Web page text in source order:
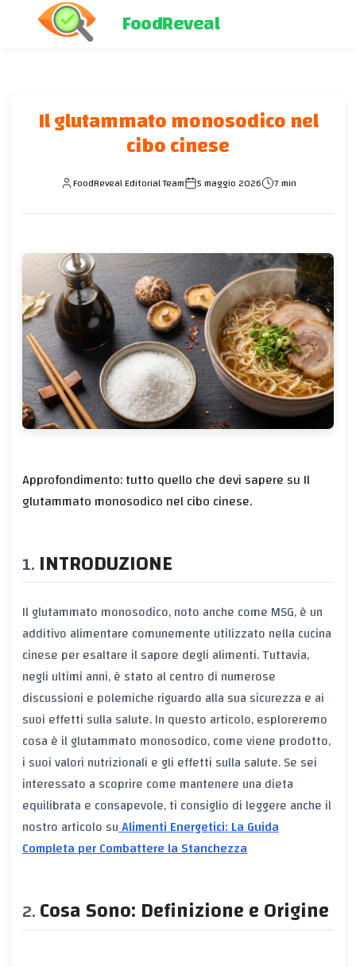
FoodReveal
Il glutammato monosodico nel
cibo cinese
FoodReveal Editorial Team 5 maggio 2026 7 min
Approfondimento: tutto quello che devi sapere su Il
glutammato monosodico nel cibo cinese.
INTRODUZIONE
Il glutammato monosodico, noto anche come MSG, è un
additivo alimentare comunemente utilizzato nella cucina
cinese per esaltare il sapore degli alimenti. Tuttavia,
negli ultimi anni, è stato al centro di numerose
discussioni e polemiche riguardo alla sua sicurezza e ai
suoi effetti sulla salute. In questo articolo, esploreremo
cosa è il glutammato monosodico, come viene prodotto,
i suoi valori nutrizionali e gli effetti sulla salute. Se sei
interessato a scoprire come mantenere una dieta
equilibrata e consapevole, ti consiglio di leggere anche il
nostro articolo suAlimenti Energetici: La Guida
Completa per Combattere la Stanchezza
Cosa Sono: Definizione e Origine